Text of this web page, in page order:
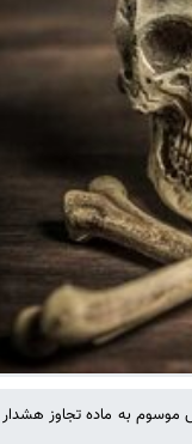
موسوم به ماده تجاوز هشدار